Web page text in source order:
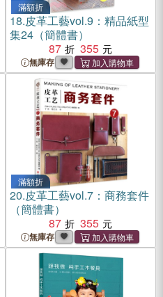
滿額折
18.皮革工藝vol.9：精品紙型
集24（簡體書）
87
355
無庫存
滿額折
20.皮革工藝vol.7：商務套件
（簡體書）
87
355
無庫存